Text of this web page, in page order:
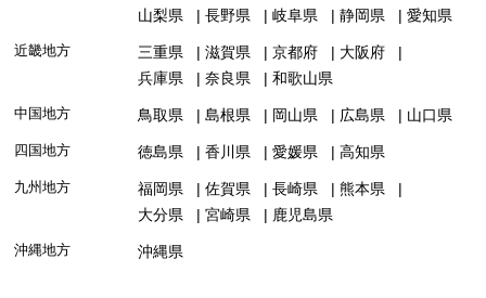
山梨県
長野県 岐阜県 静岡県 愛知県
近畿地方 三重県 滋賀県 京都府
大阪府
兵庫県
奈良県 和歌山県
中国地方 鳥取県 島根県 岡山県 広島県 山口県
四国地方 徳島県 香川県 愛媛県 高知県
九州地方 福岡県 佐賀県 長崎県
熊本県
大分県
宮崎県 鹿児島県
沖縄地方 沖縄県